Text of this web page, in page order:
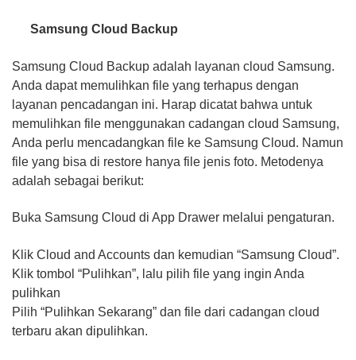
Samsung Cloud Backup
Samsung Cloud Backup adalah layanan cloud Samsung.
Anda dapat memulihkan file yang terhapus dengan
layanan pencadangan ini. Harap dicatat bahwa untuk
memulihkan file menggunakan cadangan cloud Samsung,
Anda perlu mencadangkan file ke Samsung Cloud. Namun
file yang bisa di restore hanya file jenis foto. Metodenya
adalah sebagai berikut:
Buka Samsung Cloud di App Drawer melalui pengaturan.
Klik Cloud and Accounts dan kemudian “Samsung Cloud”.
Klik tombol “Pulihkan”, lalu pilih file yang ingin Anda
pulihkan
Pilih “Pulihkan Sekarang” dan file dari cadangan cloud
terbaru akan dipulihkan.